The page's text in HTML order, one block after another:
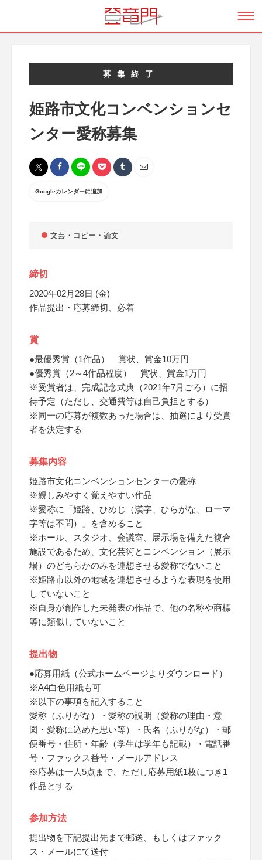
募集終了
姫路市文化コンベンションセ
ンター愛称募集
Googleカレンダーに追加
文芸・コピー・論文
締切
2020年02月28日 (金)
作品提出・応募締切、必着
賞
●最優秀賞（1作品） 賞状、賞金10万円
●優秀賞（2～4作品程度） 賞状、賞金1万円
※受賞者は、完成記念式典（2021年7月ごろ）に招
待予定（ただし、交通費等は自己負担とする）
※同一の応募が複数あった場合は、抽選により受賞
者を決定する
募集内容
姫路市文化コンベンションセンターの愛称
※親しみやすく覚えやすい作品
※愛称に「姫路、ひめじ（漢字、ひらがな、ローマ
字等は不問）」を含めること
※ホール、スタジオ、会議室、展示場を備えた複合
施設であるため、文化芸術とコンベンション（展示
場）のどちらかのみを連想させる愛称でないこと
※姫路市以外の地域を連想させるような表現を使用
していないこと
※自身が創作した未発表の作品で、他の名称や商標
等に類似していないこと
提出物
●応募用紙（公式ホームページよりダウンロード）
※A4白色用紙も可
※以下の事項を記入すること
愛称（ふりがな）・愛称の説明（愛称の理由・意
図・愛称に込めた思い等）・氏名（ふりがな）・郵
便番号・住所・年齢（学生は学年も記載）・電話番
号・ファックス番号・メールアドレス
※応募は一人5点まで、ただし応募用紙1枚につき1
作品とする
参加方法
提出物を下記提出先まで郵送、もしくはファック
ス・メールにて送付